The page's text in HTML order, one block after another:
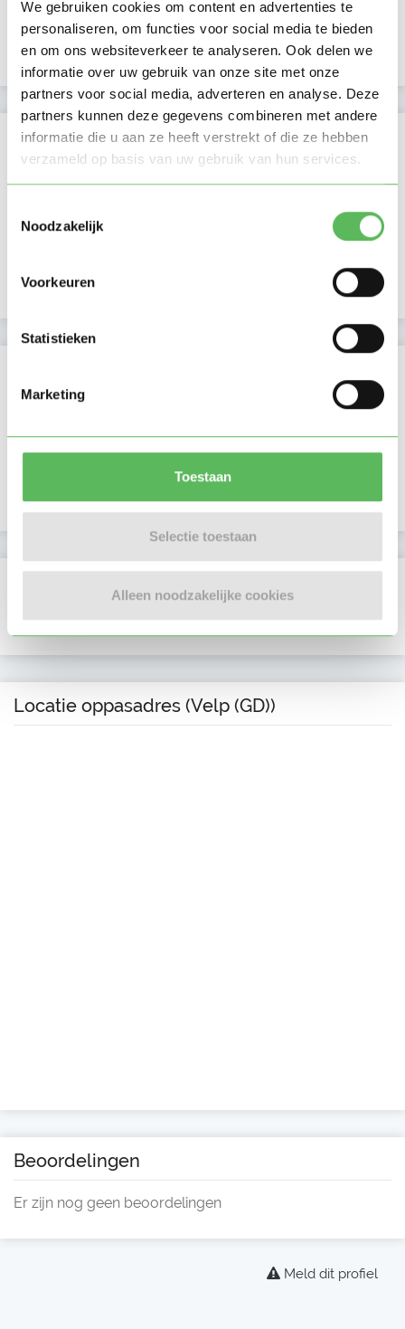
We gebruiken cookies om content en advertenties te
personaliseren, om functies voor social media te bieden
en om ons websiteverkeer te analyseren. Ook delen we
informatie over uw gebruik van onze site met onze
partners voor social media, adverteren en analyse. Deze
partners kunnen deze gegevens combineren met andere
informatie die u aan ze heeft verstrekt of die ze hebben
verzameld op basis van uw gebruik van hun services.
Noodzakelijk
Voorkeuren
Statistieken
Marketing
Toestaan
Selectie toestaan
Alleen noodzakelijke cookies
Beschikbaar vanaf: Account only
Uurtarief: Account only
Kan oppassen op
Middag
06-08-2025
Lid sinds 06-08-2025
Profiel bijgewerkt 06-08-2025
E-mailadres is geverifieerd
Locatie oppasadres (Velp (GD))
Beoordelingen
Er zijn nog geen beoordelingen
Meld dit profiel